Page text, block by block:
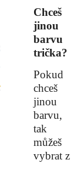
Chceš
jinou
barvu
trička?
Pokud
chceš
jinou
barvu,
tak
můžeš
vybrat z